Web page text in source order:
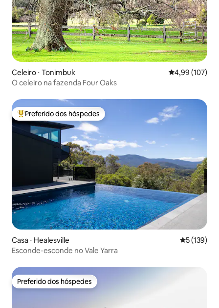
Celeiro ⋅ Tonimbuk 4,99 de uma
4,99 (107)
O celeiro na fazenda Four Oaks
Entre os melhores preferidos dos hóspedes
Preferido dos hóspedes
Casa ⋅ Healesville 5 de uma
5 (139)
Esconde-esconde no Vale Yarra
Preferido dos hóspedes
Preferido dos hóspedes